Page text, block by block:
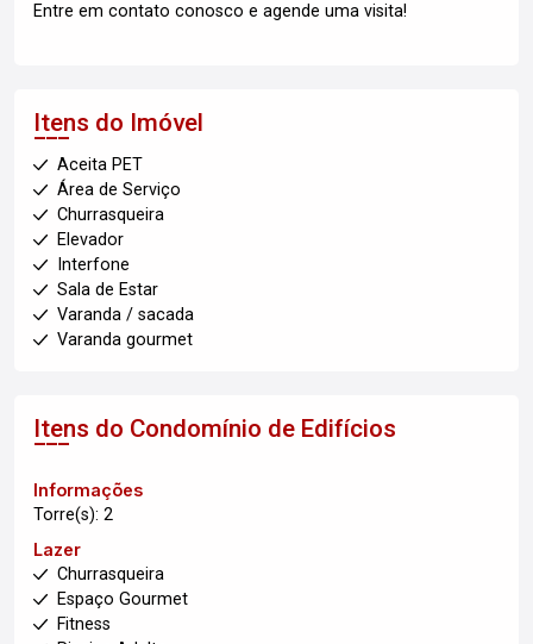
Entre em contato conosco e agende uma visita!
Itens do Imóvel
Aceita PET
Área de Serviço
Churrasqueira
Elevador
Interfone
Sala de Estar
Varanda / sacada
Varanda gourmet
Itens do Condomínio de Edifícios
Informações
Torre(s): 2
Lazer
Churrasqueira
Espaço Gourmet
Fitness